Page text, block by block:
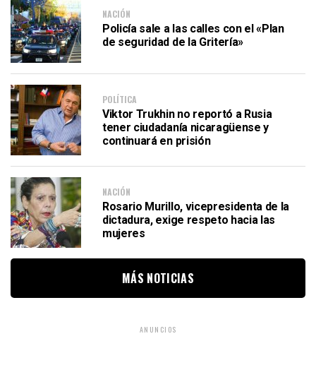
NACIÓN
Policía sale a las calles con el «Plan
de seguridad de la Gritería»
POLÍTICA
Viktor Trukhin no reportó a Rusia
tener ciudadanía nicaragüense y
continuará en prisión
NACIÓN
Rosario Murillo, vicepresidenta de la
dictadura, exige respeto hacia las
mujeres
MÁS NOTICIAS
ANUNCIOS